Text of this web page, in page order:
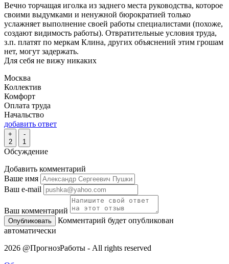
Вечно торчащая иголка из заднего места руководства, которое
своими выдумками и ненужной бюрократией только
услажняет выполнение своей работы специалистами (похоже,
создают видимость работы). Отвратительные условия труда,
з.п. платят по меркам Клина, других объяснений этим грошам
нет, могут задержать.
Для себя не вижу никаких
Москва
Коллектив
Комфорт
Оплата труда
Начальство
добавить ответ
+
2
-
1
Обсуждение
Добавить комментарий
Ваше имя
Ваш e-mail
Ваш комментарий
Комментарий будет опубликован
автоматически
2026 @ПрогнозРаботы - All rights reserved